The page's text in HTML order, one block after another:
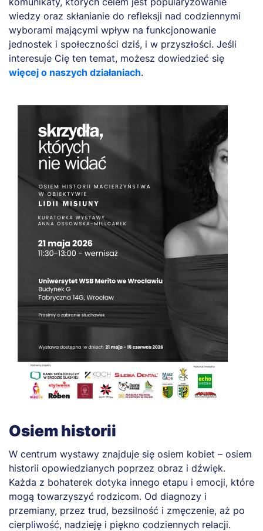
wiedzy oraz skłanianie do refleksji nad codziennymi
wyborami mającymi wpływ na funkcjonowanie
jednostek i społeczności dziś, i w przyszłości. Jeśli
interesuje Cię ten temat, możesz dowiedzieć się
więcej o naszych działaniach.
Osiem historii
W centrum wystawy znajduje się osiem kobiet – osiem
historii opowiedzianych poprzez obraz i dźwięk.
Każda z bohaterek dotyka innego etapu i emocji, które
mogą towarzyszyć rodzicom. Od diagnozy i
przemiany, przez trud, bezsilność i zmęczenie, aż po
cierpliwość, nadzieję i piękno codziennych relacji.